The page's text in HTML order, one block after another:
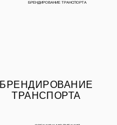
БРЕНДИРОВАНИЕ
ТРАНСПОРТА